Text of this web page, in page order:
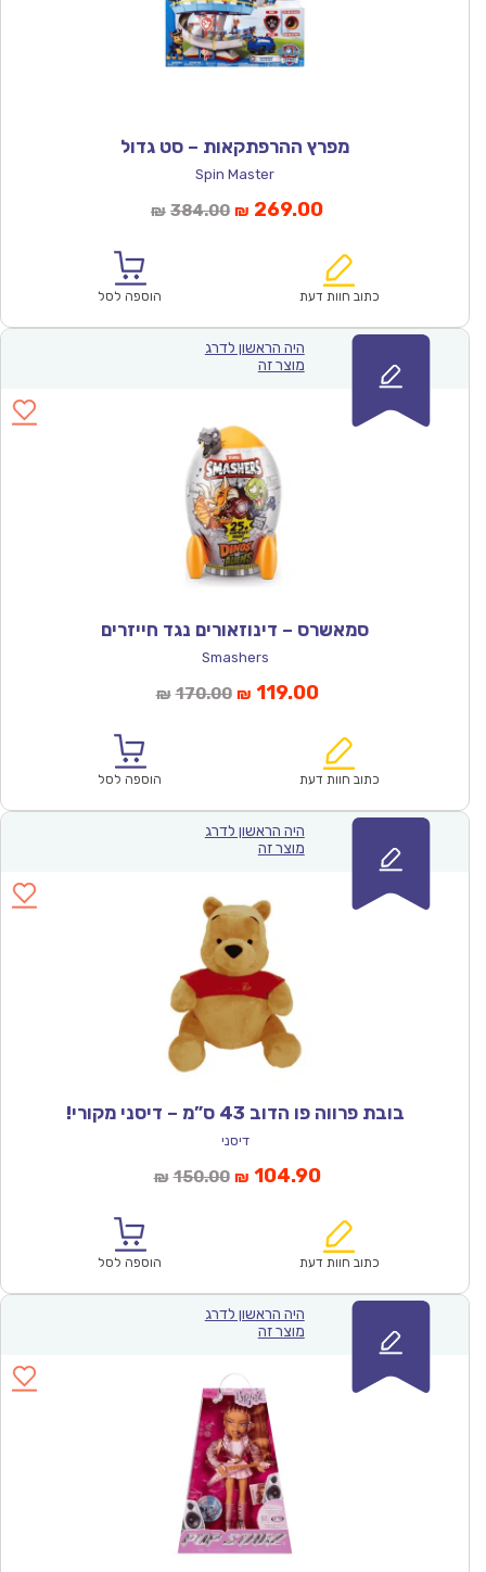
מפרץ ההרפתקאות – סט גדול
Spin Master
₪ 384.00המחיר
₪384.00.
₪ 269.00המחיר
הוא:
כתוב חוות דעת הוספה לסל
היה הראשון לדרג
מוצר זה
סמאשרס – דינוזאורים נגד חייזרים
Smashers
₪ 170.00המחיר
₪170.00.
₪ 119.00המחיר
הוא:
כתוב חוות דעת הוספה לסל
היה הראשון לדרג
מוצר זה
בובת פרווה פו הדוב 43 ס”מ – דיסני מקורי!
דיסני
₪ 150.00המחיר
₪150.00.
₪ 104.90המחיר
הוא:
כתוב חוות דעת הוספה לסל
היה הראשון לדרג
מוצר זה